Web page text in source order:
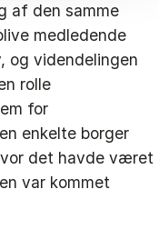
af den samme
medledende
og videndelingen
rolle
for
enkelte borger
det havde været
var kommet